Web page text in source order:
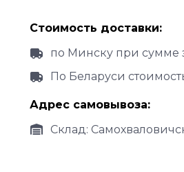
Стоимость доставки:
по Минску при сумме
По Беларуси
Адрес самовывоза:
Склад: